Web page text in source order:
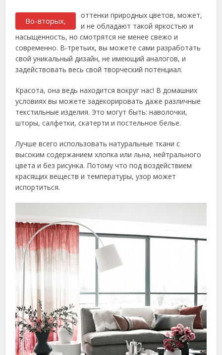
Во-вторых,
оттенки природных цветов, может,
и не обладают такой яркостью и
насыщенность, но смотрятся не менее свежо и
современно. В-третьих, вы можете сами разработать
свой уникальный дизайн, не имеющий аналогов, и
задействовать весь свой творческий потенциал.
Красота, она ведь находится вокруг нас! В домашних
условиях вы можете задекорировать даже различные
текстильные изделия. Это могут быть: наволочки,
шторы, салфетки, скатерти и постельное белье.
Лучше всего использовать натуральные ткани с
высоким содержанием хлопка или льна, нейтрального
цвета и без рисунка. Потому что под воздействием
красящих веществ и температуры, узор может
испортиться.